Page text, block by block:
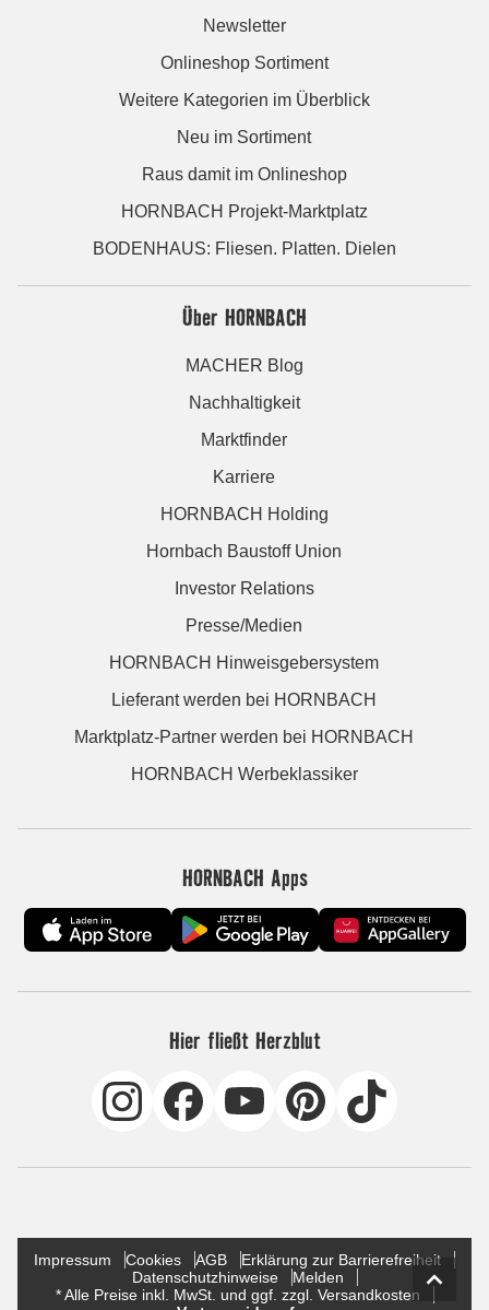
Newsletter
Onlineshop Sortiment
Weitere Kategorien im Überblick
Neu im Sortiment
Raus damit im Onlineshop
HORNBACH Projekt-Marktplatz
BODENHAUS: Fliesen. Platten. Dielen
Über HORNBACH
MACHER Blog
Nachhaltigkeit
Marktfinder
Karriere
HORNBACH Holding
Hornbach Baustoff Union
Investor Relations
Presse/Medien
HORNBACH Hinweisgebersystem
Lieferant werden bei HORNBACH
Marktplatz-Partner werden bei HORNBACH
HORNBACH Werbeklassiker
HORNBACH Apps
Hier fließt Herzblut
Impressum Cookies AGB
Erklärung zur Barrierefreiheit
Datenschutzhinweise
Melden
* Alle Preise inkl. MwSt. und ggf. zzgl. Versandkosten